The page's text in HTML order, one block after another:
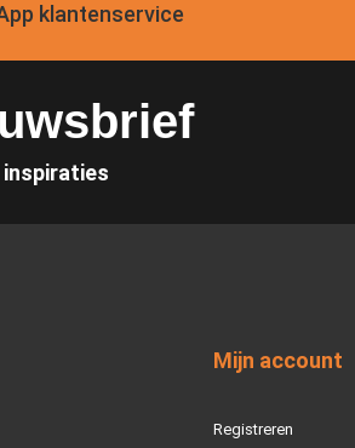
klantenservice
Mijn account
Registreren